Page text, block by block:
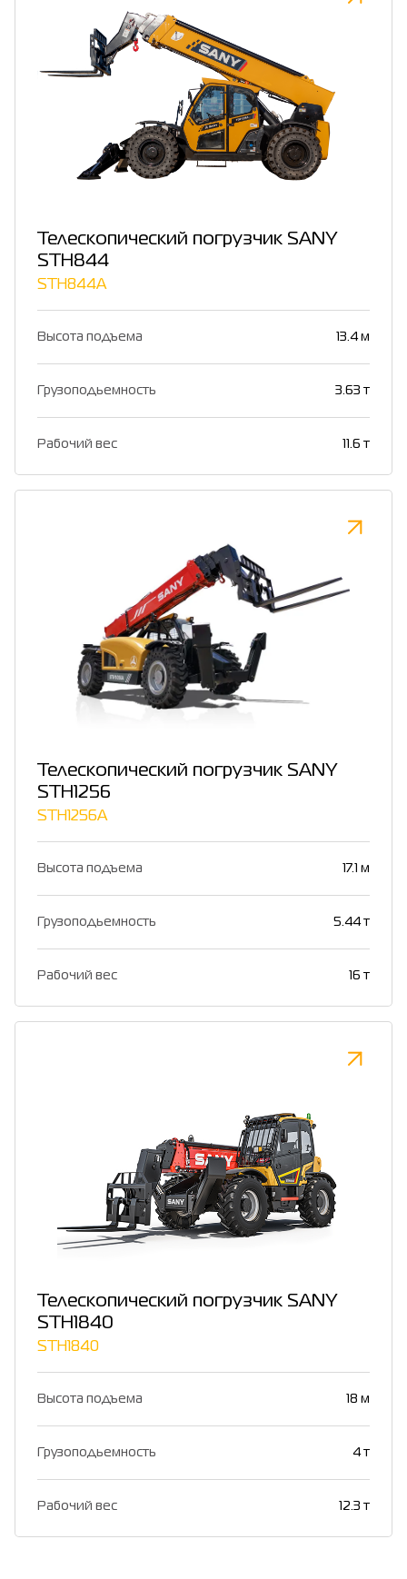
Телескопический погрузчик SANY
STH844
STH844A
Высота подъема 13.4 м
Грузоподьемность 3.63 т
Рабочий вес 11.6 т
Телескопический погрузчик SANY
STH1256
STH1256A
Высота подъема 17.1 м
Грузоподьемность 5.44 т
Рабочий вес 16 т
Телескопический погрузчик SANY
STH1840
STH1840
Высота подъема 18 м
Грузоподьемность 4 т
Рабочий вес 12.3 т